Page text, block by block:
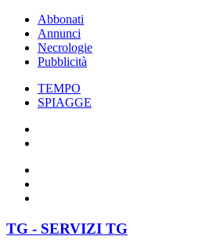
Abbonati
Annunci
Necrologie
Pubblicità
TEMPO
SPIAGGE
TG - SERVIZI TG